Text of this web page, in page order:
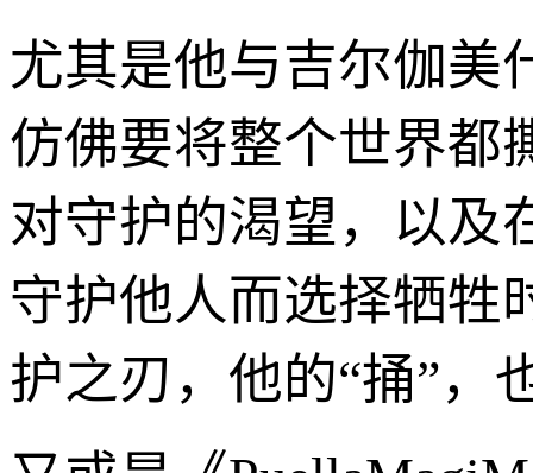
尤其是他与吉尔伽美
仿佛要将整个世界都
对守护的渴望，以及
守护他人而选择牺牲
护之刃，他的“捅”，